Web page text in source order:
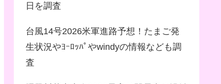
日を調査
台風14号2026米軍進路予想！たまご発
生状況やﾖｰﾛｯﾊﾟやwindyの情報なども調
査